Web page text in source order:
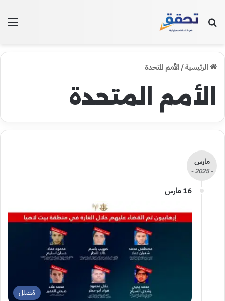
بحث عن
الرئيسية/الأمم المتحدة
الأمم المتحدة
مارس
- 2025 -
16 مارس
مُضلل